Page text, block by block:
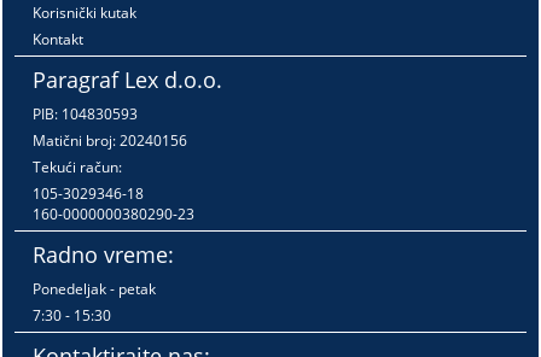
Korisnički kutak
Kontakt
Paragraf Lex d.o.o.
PIB: 104830593
Matični broj: 20240156
Tekući račun:
105-3029346-18
160-0000000380290-23
Radno vreme:
Ponedeljak - petak
7:30 - 15:30